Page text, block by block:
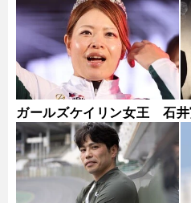
ガールズケイリン女王 石